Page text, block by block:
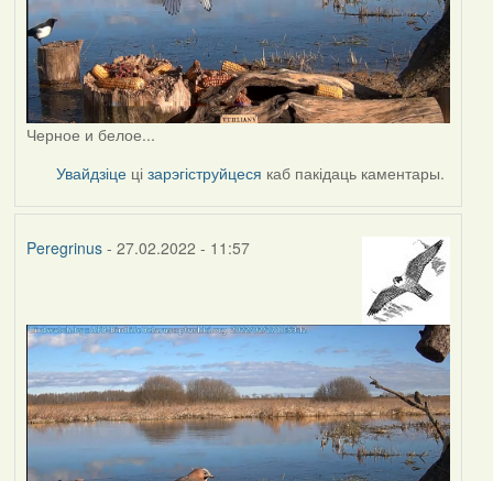
Черное и белое...
Увайдзіце цізарэгіструйцеся каб пакідаць каментары.
Peregrinus- 27.02.2022 - 11:57